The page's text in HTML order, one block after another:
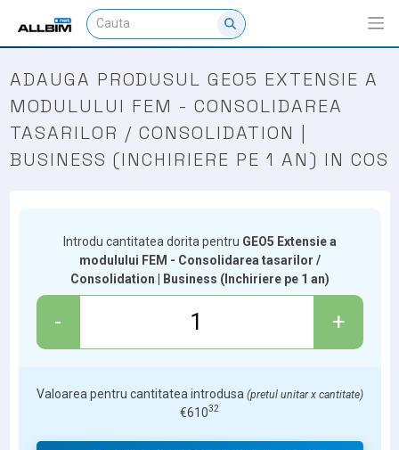
ADAUGA PRODUSUL GEO5 EXTENSIE A
MODULULUI FEM - CONSOLIDAREA
TASARILOR / CONSOLIDATION |
BUSINESS (INCHIRIERE PE 1 AN) IN COS
Introdu cantitatea dorita pentru GEO5 Extensie a
modulului FEM - Consolidarea tasarilor /
Consolidation | Business (Inchiriere pe 1 an)
- +
Valoarea pentru cantitatea introdusa (pretul unitar x cantitate)
€61032